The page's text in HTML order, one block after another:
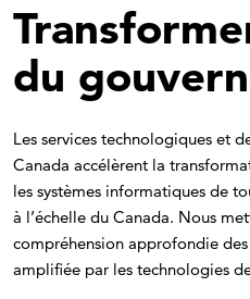
du
Les services technologiques et
Canada accélèrent la
les systèmes informatiques de
à l’échelle du Canada. Nous
compréhension approfondie
amplifiée par les technologies